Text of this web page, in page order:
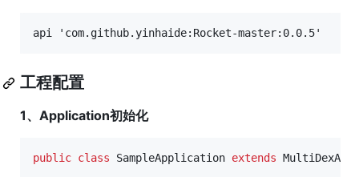
工程配置
1、Application初始化
public class SampleApplication extends